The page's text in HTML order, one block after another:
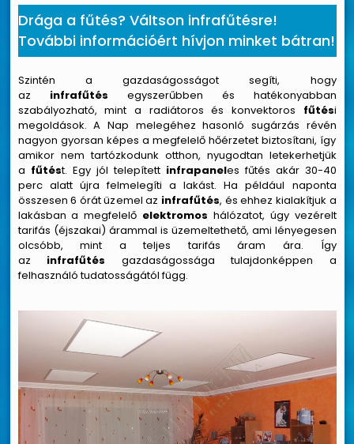
Drága a fűtés? Váltson infrafűtésre!
További információért hívjon minket bátran!
Szintén a gazdaságosságot segíti, hogy
az infrafűtés egyszerűbben és hatékonyabban
szabályozható, mint a radiátoros és konvektoros fűtési
megoldások. A Nap melegéhez hasonló sugárzás révén
nagyon gyorsan képes a megfelelő hőérzetet biztosítani, így
amikor nem tartózkodunk otthon, nyugodtan letekerhetjük
a fűtést. Egy jól telepítettinfrapaneles fűtés akár 30-40
perc alatt újra felmelegíti a lakást. Ha például naponta
összesen 6 órát üzemel az infrafűtés, és ehhez kialakítjuk a
lakásban a megfelelő elektromos hálózatot, úgy vezérelt
tarifás (éjszakai) árammal is üzemeltethető, ami lényegesen
olcsóbb, mint a teljes tarifás áram ára. Így
az infrafűtés gazdaságossága tulajdonképpen a
felhasználó tudatosságától függ.